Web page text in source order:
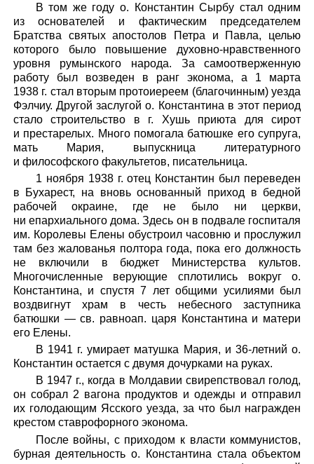
В том же году о. Константин Сырбу стал одним
из основателей и фактическим председателем
Братства святых апостолов Петра и Павла, целью
которого было повышение духовно-нравственного
уровня румынского народа. За самоотверженную
работу был возведен в ранг эконома, а 1 марта
1938 г. стал вторым протоиереем (благочинным) уезда
Фэлчиу. Другой заслугой о. Константина в этот период
стало строительство в г. Хушь приюта для сирот
и престарелых. Много помогала батюшке его супруга,
мать Мария, выпускница литературного
и философского факультетов, писательница.
1 ноября 1938 г. отец Константин был переведен
в Бухарест, на вновь основанный приход в бедной
рабочей окраине, где не было ни церкви,
ни епархиального дома. Здесь он в подвале госпиталя
им. Королевы Елены обустроил часовню и прослужил
там без жалованья полтора года, пока его должность
не включили в бюджет Министерства культов.
Многочисленные верующие сплотились вокруг о.
Константина, и спустя 7 лет общими усилиями был
воздвигнут храм в честь небесного заступника
батюшки — св. равноап. царя Константина и матери
его Елены.
В 1941 г. умирает матушка Мария, и 36-летний о.
Константин остается с двумя дочурками на руках.
В 1947 г., когда в Молдавии свирепствовал голод,
он собрал 2 вагона продуктов и одежды и отправил
их голодающим Ясского уезда, за что был награжден
крестом ставрофорного эконома.
После войны, с приходом к власти коммунистов,
бурная деятельность о. Константина стала объектом